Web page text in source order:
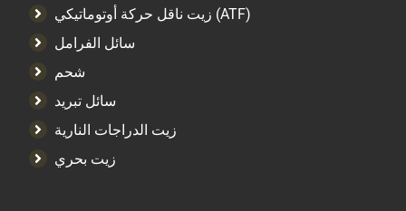
زيت ناقل حركة أوتوماتيكي (ATF)
سائل الفرامل
شحم
سائل تبريد
زيت الدراجات النارية
زيت بحري